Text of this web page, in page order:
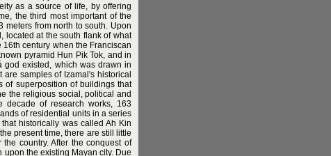
as a source of life, by offering
the third most important of the
meters from north to south. Upon
located at the south flank of what
century when the Franciscan
pyramid Hun Pik Tok, and in
god existed, which was drawn in
samples of Izamal's historical
of superposition of buildings that
the religious social, political and
decade of research works, 163
of residential units in a series
historically was called Ah Kin
present time, there are still little
country. After the conquest of
the existing Mayan city. Due